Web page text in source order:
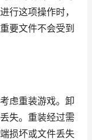
行这项操作时，
要文件不会受到
虑重装游戏。卸
失。重装经过需
损坏或文件丢失